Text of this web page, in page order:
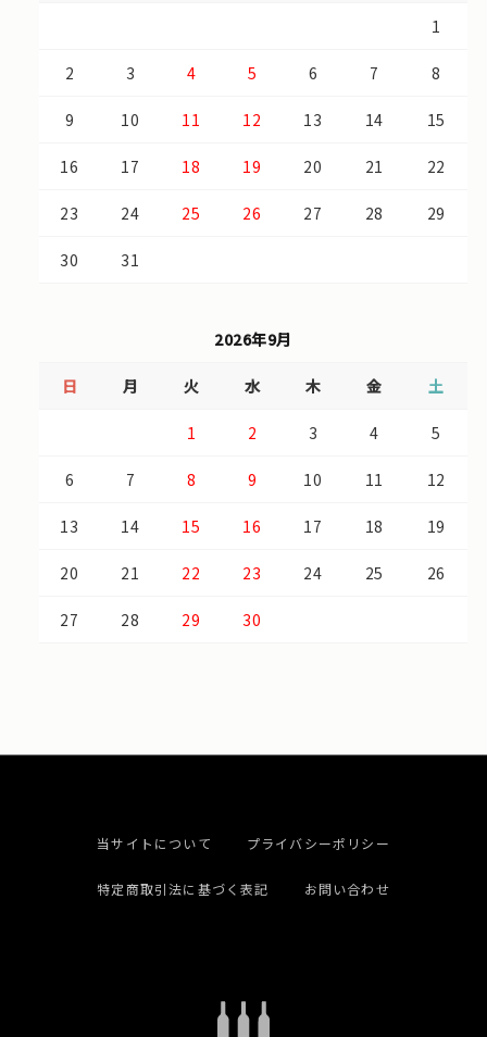
1
2 3 4 5 6 7 8
9 10 11 12 13 14 15
16 17 18 19 20 21 22
23 24 25 26 27 28 29
30 31
2026年9月
日 月 火 水 木 金 土
1 2 3 4 5
6 7 8 9 10 11 12
13 14 15 16 17 18 19
20 21 22 23 24 25 26
27 28 29 30
当サイトについて プライバシーポリシー
特定商取引法に基づく表記 お問い合わせ